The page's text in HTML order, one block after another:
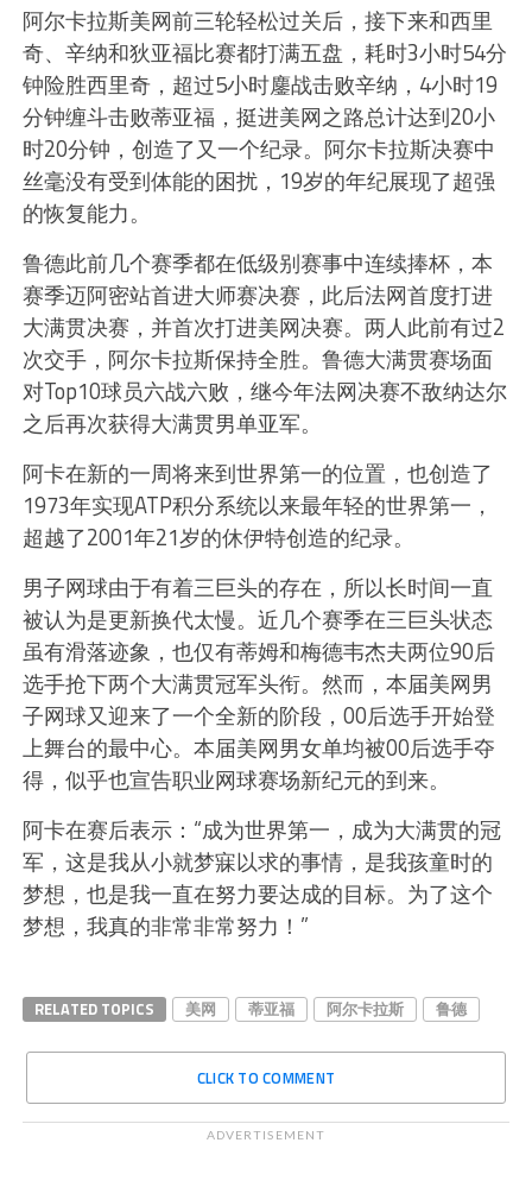
阿尔卡拉斯美网前三轮轻松过关后，接下来和西里
奇、辛纳和狄亚福比赛都打满五盘，耗时3小时54分
钟险胜西里奇，超过5小时鏖战击败辛纳，4小时19
分钟缠斗击败蒂亚福，挺进美网之路总计达到20小
时20分钟，创造了又一个纪录。阿尔卡拉斯决赛中
丝毫没有受到体能的困扰，19岁的年纪展现了超强
的恢复能力。
鲁德此前几个赛季都在低级别赛事中连续捧杯，本
赛季迈阿密站首进大师赛决赛，此后法网首度打进
大满贯决赛，并首次打进美网决赛。两人此前有过2
次交手，阿尔卡拉斯保持全胜。鲁德大满贯赛场面
对Top10球员六战六败，继今年法网决赛不敌纳达尔
之后再次获得大满贯男单亚军。
阿卡在新的一周将来到世界第一的位置，也创造了
1973年实现ATP积分系统以来最年轻的世界第一，
超越了2001年21岁的休伊特创造的纪录。
男子网球由于有着三巨头的存在，所以长时间一直
被认为是更新换代太慢。近几个赛季在三巨头状态
虽有滑落迹象，也仅有蒂姆和梅德韦杰夫两位90后
选手抢下两个大满贯冠军头衔。然而，本届美网男
子网球又迎来了一个全新的阶段，00后选手开始登
上舞台的最中心。本届美网男女单均被00后选手夺
得，似乎也宣告职业网球赛场新纪元的到来。
阿卡在赛后表示：“成为世界第一，成为大满贯的冠
军，这是我从小就梦寐以求的事情，是我孩童时的
梦想，也是我一直在努力要达成的目标。为了这个
梦想，我真的非常非常努力！”
RELATED TOPICS 美网 蒂亚福 阿尔卡拉斯 鲁德
CLICK TO COMMENT
ADVERTISEMENT